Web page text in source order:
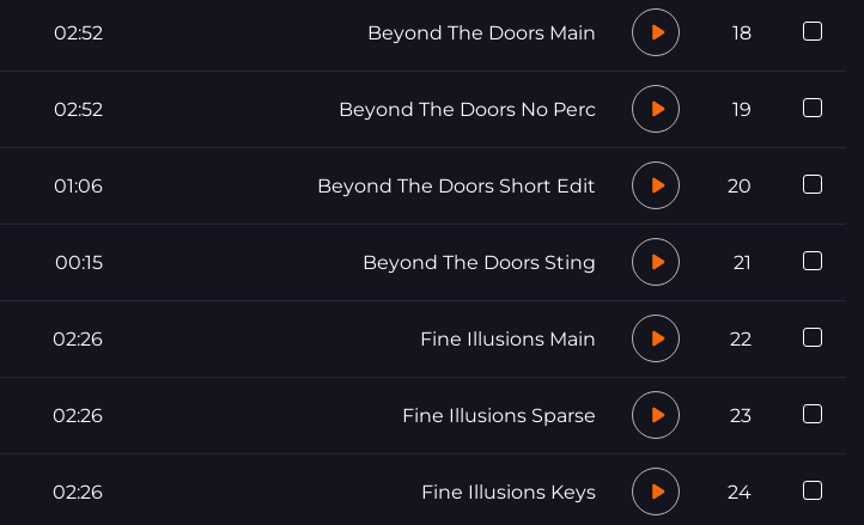
18
Beyond The Doors Main
02:52
19
Beyond The Doors No Perc
02:52
20
Beyond The Doors Short Edit
01:06
21
Beyond The Doors Sting
00:15
22
Fine Illusions Main
02:26
23
Fine Illusions Sparse
02:26
24
Fine Illusions Keys
02:26